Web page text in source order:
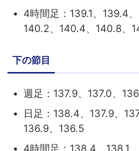
4時間足：139.1、139.4、
140.2、140.4、140.8、
下の節目
週足：137.9、137.0、
日足：138.4、137.9、
136.9、136.5
4時間足：138.4、138.1、